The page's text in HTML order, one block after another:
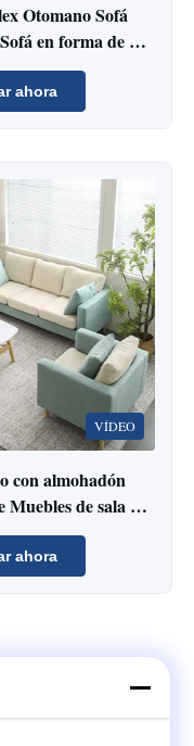
Otomano Sofá
en forma de L
máquina
ahora
VÍDEO
con almohadón
de sala de
ahora